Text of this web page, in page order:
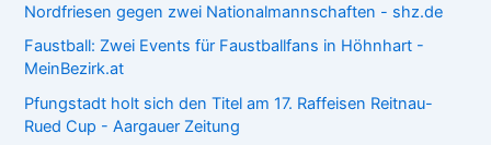
Nordfriesen gegen zwei Nationalmannschaften - shz.de
Faustball: Zwei Events für Faustballfans in Höhnhart -
MeinBezirk.at
Pfungstadt holt sich den Titel am 17. Raffeisen Reitnau-
Rued Cup - Aargauer Zeitung